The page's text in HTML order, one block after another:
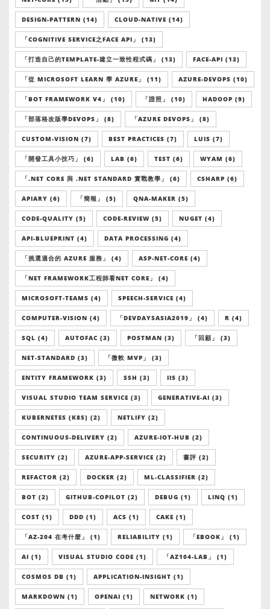
DESIGN-PATTERN (14) CLOUD-NATIVE (14)
「COGNITIVE SERVICE之FACE API」 (13)
「打造自己的TEMPLATE-建立一致性程式碼」 (13) FACE-API (13)
「從 MICROSOFT LEARN 學 AZURE」 (11) AZURE-DEVOPS (10)
「BOT FRAMEWORK V4」 (10) 「證照」 (10) HADOOP (9)
「部落格改版學DEVOPS」 (8) 「AZURE DEVOPS」 (8)
CUSTOM-VISION (7) BEST PRACTICES (7) LUIS (7)
「開發工具小技巧」 (6) LAB (6) TEST (6) WYAM (6)
「.NET CORE 與 .NET STANDARD 實戰教學」 (6) CSHARP (6)
APIARY (6) 「簡報」 (5) QNA-MAKER (5)
CODE-QUALITY (5) CODE-REVIEW (5) NUGET (4)
API-BLUEPRINT (4) DATA PROCESSING (4)
「挑選適合的 AZURE 服務」 (4) ASP-NET-CORE (4)
「NET FRAMEWORK工程師看NET CORE」 (4)
MICROSOFT-TEAMS (4) SPEECH-SERVICE (4)
COMPUTER-VISION (4) 「DEVDAYSASIA2019」 (4) R (4)
SQL (4) AUTOFAC (3) POSTMAN (3) 「回顧」 (3)
NET-STANDARD (3) 「微軟 MVP」 (3)
ENTITY FRAMEWORK (3) SSH (3) IIS (3)
VISUAL STUDIO TEAM SERVICE (3) GENERATIVE-AI (3)
KUBERNETES (K8S) (2) NETLIFY (2)
CONTINUOUS-DELIVERY (2) AZURE-IOT-HUB (2)
SECURITY (2) AZURE-APP-SERVICE (2) 書評 (2)
REFACTOR (2) DOCKER (2) ML-CLASSIFIER (2)
BOT (2) GITHUB-COPILOT (2) DEBUG (1) LINQ (1)
COST (1) DDD (1) ACS (1) CAKE (1)
「AZ-204 在考什麼」 (1) RELIABILITY (1) 「EBOOK」 (1)
AI (1) VISUAL STUDIO CODE (1) 「AZ104-LAB」 (1)
COSMOS DB (1) APPLICATION-INSIGHT (1)
MARKDOWN (1) OPENAI (1) NETWORK (1)